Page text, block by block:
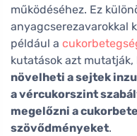
működéséhez. Ez
anyagcserezavarokkal
például a
kutatások azt
növelheti a sejtek
a vércukorszint
megelőzni a
szövődményeket.